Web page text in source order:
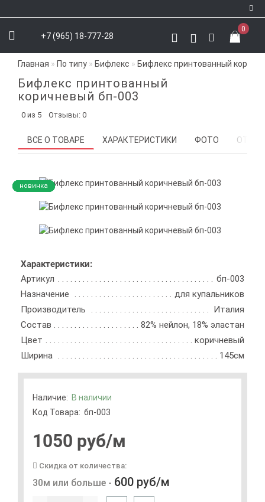
Регистрация
Авторизация
Instagram
WhatsApp
+7 (965) 18-777-28
0
Главная По типу Бифлекс Бифлекс принтованный
Бифлекс принтованный
коричневый бп-003
0 из 5 Отзывы: 0
ВСЕ О ТОВАРЕ ХАРАКТЕРИСТИКИ ФОТО
Характеристики:
Артикул
бп-003
Назначение
для купальников
Производитель
Италия
Состав
82% нейлон, 18% эластан
Цвет
коричневый
Ширина
145см
Наличие: В наличии
Код Товара: бп-003
1050 руб/м
Скидка от количества:
30м или больше - 600 руб/м
новинка
новинка
новинка
новинка
новинка